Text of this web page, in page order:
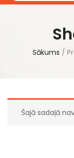
Sākums
Šajā sadaļā